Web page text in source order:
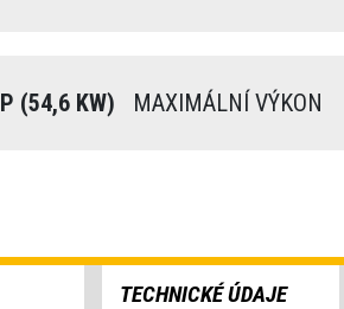
(54,6 KW) MAXIMÁLNÍ VÝKON
TECHNICKÉ ÚDAJE